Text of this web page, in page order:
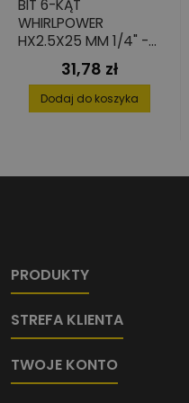
BIT 6-KĄT
WHIRLPOWER
HX2.5X25 MM 1/4" -
STAL S2, SET 10 SZT.
Cena
31,78 zł
Dodaj do koszyka
PRODUKTY
STREFA KLIENTA
TWOJE KONTO